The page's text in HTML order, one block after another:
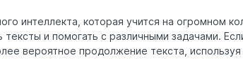
интеллекта, которая учится на огромном
и помогать с различными задачами.
вероятное продолжение текста, используя